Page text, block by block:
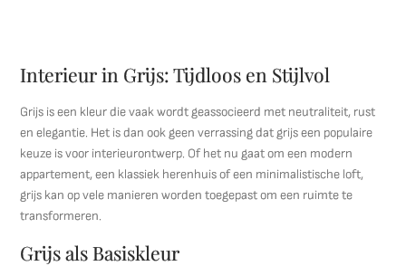
Interieur in Grijs: Tijdloos en Stijlvol
Grijs is een kleur die vaak wordt geassocieerd met neutraliteit, rust
en elegantie. Het is dan ook geen verrassing dat grijs een populaire
keuze is voor interieurontwerp. Of het nu gaat om een modern
appartement, een klassiek herenhuis of een minimalistische loft,
grijs kan op vele manieren worden toegepast om een ruimte te
transformeren.
Grijs als Basiskleur